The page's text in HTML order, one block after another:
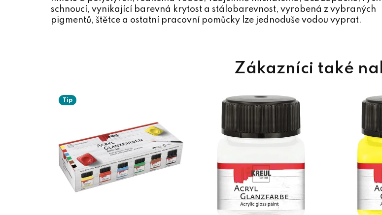
schnoucí, vynikající barevná krytost a stálobarevnost, vyrobená z vybraných
pigmentů, štětce a ostatní pracovní pomůcky lze jednoduše vodou vyprat.
Tip